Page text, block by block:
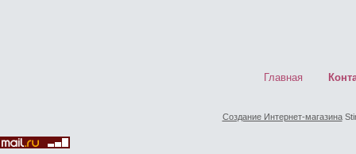
Главная
Создание Интернет-магазина